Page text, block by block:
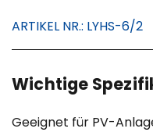
ARTIKEL NR.: LYHS-6/2
Wichtige
Geeignet für PV-